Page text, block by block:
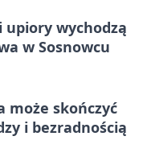
upiory wychodzą
w Sosnowcu
może skończyć
i bezradnością